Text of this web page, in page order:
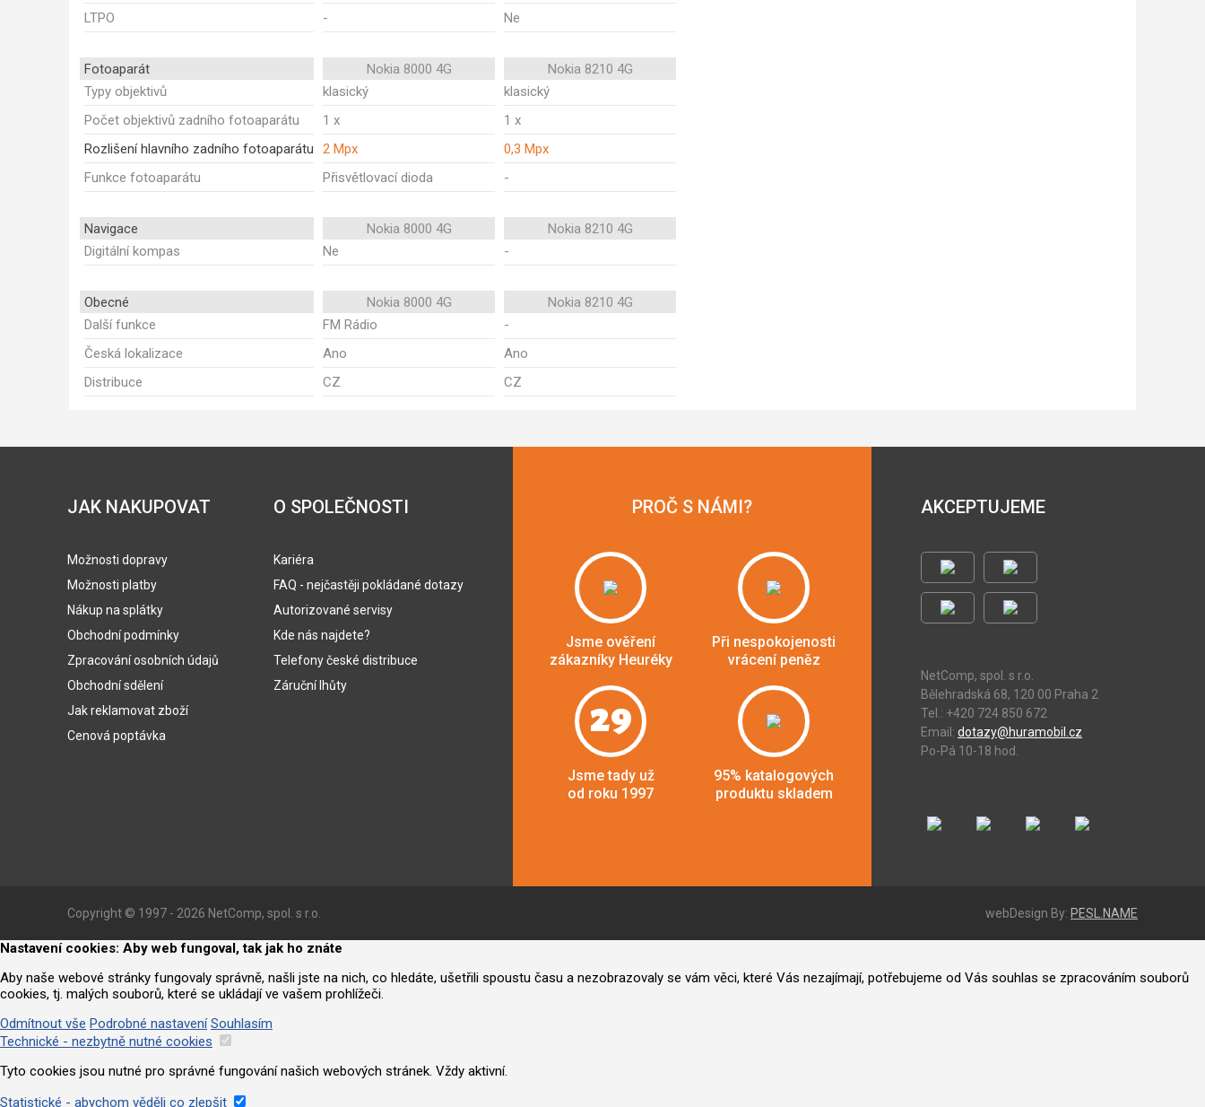
LTPO
- Ne
Fotoaparát Nokia 8000 4G
Nokia 8210 4G
Typy objektivů
klasický
klasický
Počet objektivů zadního fotoaparátu
1 x
1 x
Rozlišení hlavního zadního fotoaparátu
2 Mpx
0,3 Mpx
Funkce fotoaparátu
Přisvětlovací dioda -
Navigace Nokia 8000 4G
Nokia 8210 4G
Digitální kompas
Ne -
Obecné Nokia 8000 4G
Nokia 8210 4G
Další funkce
FM Rádio
-
Česká lokalizace
Ano
Ano
Distribuce
CZ CZ
JAK NAKUPOVAT
Možnosti dopravy
Možnosti platby
Nákup na splátky
Obchodní podmínky
Zpracování osobních údajů
Obchodní sdělení
Jak reklamovat zboží
Cenová poptávka
O SPOLEČNOSTI
Kariéra
FAQ - nejčastěji pokládané dotazy
Autorizované servisy
Kde nás najdete?
Telefony české distribuce
Záruční lhůty
PROČ S NÁMI?
Jsme ověření
zákazníky Heuréky
Při nespokojenosti
vrácení peněz
29
Jsme tady už
od roku 1997
95% katalogových
produktu skladem
AKCEPTUJEME
NetComp, spol. s r.o.
Bělehradská 68, 120 00 Praha 2
Tel.: +420 724 850 672
Email: dotazy@huramobil.cz
Po-Pá 10-18 hod.
Copyright © 1997 - 2026 NetComp, spol. s r.o. webDesign By: PESL.NAME
Nastavení cookies: Aby web fungoval, tak jak ho znáte
Aby naše webové stránky fungovaly správně, našli jste na nich, co hledáte, ušetřili spoustu času a nezobrazovaly se vám věci, které Vás nezajímají, potřebujeme od Vás souhlas se zpracováním souborů
cookies, tj. malých souborů, které se ukládají ve vašem prohlížeči.
Odmítnout vše Podrobné nastavení Souhlasím
Technické - nezbytně nutné cookies
Tyto cookies jsou nutné pro správné fungování našich webových stránek. Vždy aktivní.
Statistické - abychom věděli co zlepšit